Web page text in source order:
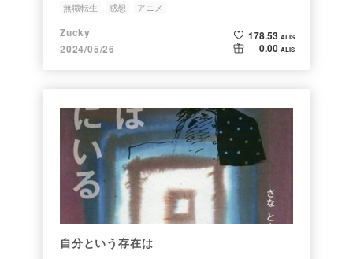
無職転生 感想 アニメ
Zucky
2024/05/26
178.53 ALIS
0.00 ALIS
自分という存在は